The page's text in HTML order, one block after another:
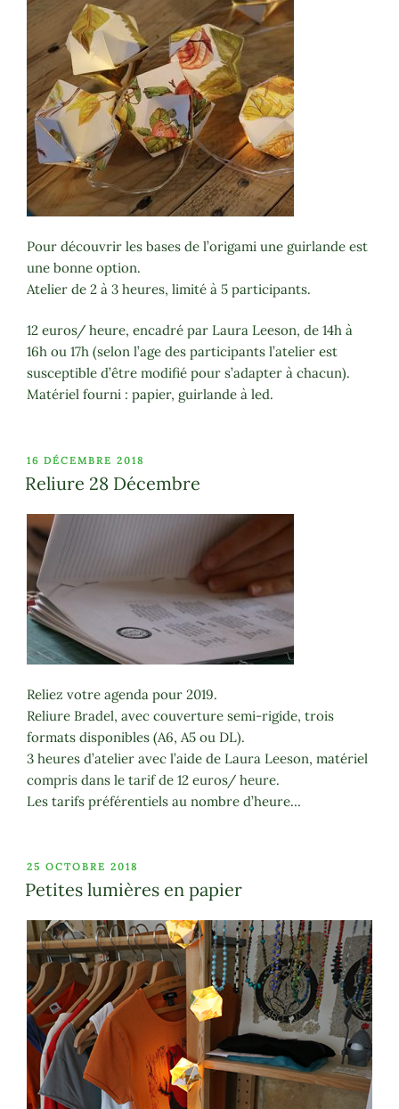
Pour découvrir les bases de l’origami une guirlande est
une bonne option.
Atelier de 2 à 3 heures, limité à 5 participants.
12 euros/ heure, encadré par Laura Leeson, de 14h à
16h ou 17h (selon l’age des participants l’atelier est
susceptible d’être modifié pour s’adapter à chacun).
Matériel fourni : papier, guirlande à led.
PUBLIÉ
LE
16 DÉCEMBRE 2018
Reliure 28 Décembre
Reliez votre agenda pour 2019.
Reliure Bradel, avec couverture semi-rigide, trois
formats disponibles (A6, A5 ou DL).
3 heures d’atelier avec l’aide de Laura Leeson, matériel
compris dans le tarif de 12 euros/ heure.
Les tarifs préférentiels au nombre d’heure…
PUBLIÉ
LE
25 OCTOBRE 2018
Petites lumières en papier